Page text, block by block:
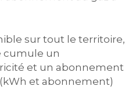
sur tout le territoire,
cumule un
et un abonnement
et abonnement)